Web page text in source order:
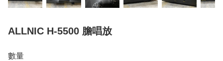
ALLNIC H-5500 膽唱放
數量